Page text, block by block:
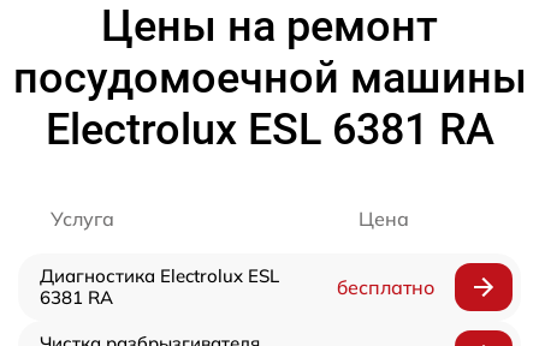
Цены на ремонт
посудомоечной машины
Electrolux ESL 6381 RA
Услуга Цена
Диагностика Electrolux ESL
6381 RA
бесплатно